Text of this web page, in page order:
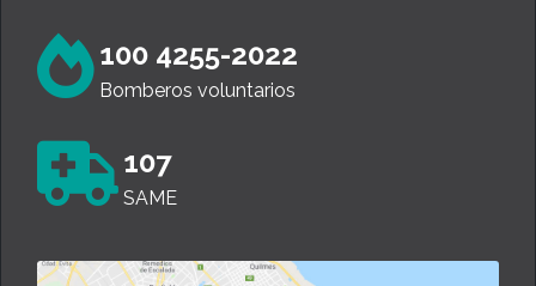
100 4255-2022
Bomberos voluntarios
107
SAME